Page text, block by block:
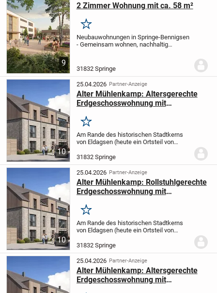
9
2 Zimmer Wohnung mit ca. 58 m²
Merken
Neubauwohnungen in Springe-Bennigsen
- Gemeinsam wohnen, nachhaltig
Jede Einheit verfügt über eine Terrasse
oder einen...
31832 Springe
10
25.04.2026 Partner-Anzeige
Alter Mühlenkamp: Altersgerechte
Erdgeschosswohnung mit
Merken
Am Rande des historischen Stadtkerns
von Eldagsen (heute ein Ortsteil von
gewachsener Strukturen aus privater
Wohnbebauung und ehemaligen
Handwerksbetrieben ein barrierear...
31832 Springe
10
25.04.2026 Partner-Anzeige
Alter Mühlenkamp: Rollstuhlgerechte
Erdgeschosswohnung mit
Merken
Am Rande des historischen Stadtkerns
von Eldagsen (heute ein Ortsteil von
gewachsener Strukturen aus privater
Wohnbebauung und ehemaligen
Handwerksbetrieben ein barrierear...
31832 Springe
25.04.2026 Partner-Anzeige
Alter Mühlenkamp: Altersgerechte
Erdgeschosswohnung mit